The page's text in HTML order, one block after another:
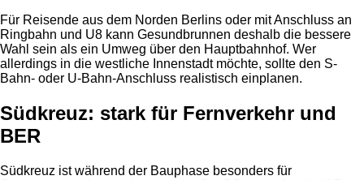
Für Reisende aus dem Norden Berlins oder mit Anschluss an
Ringbahn und U8 kann Gesundbrunnen deshalb die bessere
Wahl sein als ein Umweg über den Hauptbahnhof. Wer
allerdings in die westliche Innenstadt möchte, sollte den S-
Bahn- oder U-Bahn-Anschluss realistisch einplanen.
Südkreuz: stark für Fernverkehr und
BER
Südkreuz ist während der Bauphase besonders für